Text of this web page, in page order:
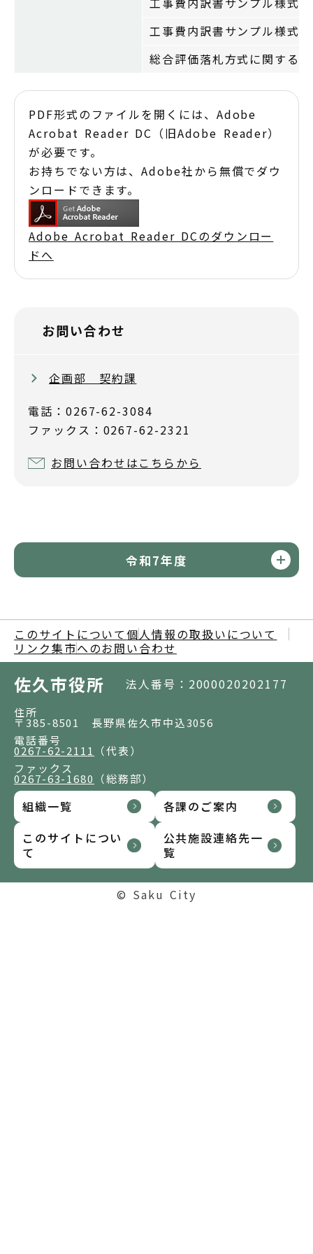
工事費内訳書サンプル様式
総合評価落札方式に関する
PDF形式のファイルを開くには、Adobe
Acrobat Reader DC（旧Adobe Reader）
が必要です。
お持ちでない方は、Adobe社から無償でダウ
ンロードできます。
Adobe Acrobat Reader DCのダウンロー
ドへ
お問い合わせ
企画部 契約課
電話：0267-62-3084
ファックス：0267-62-2321
お問い合わせはこちらから
令和7年度
このサイトについて 個人情報の取扱いについて
リンク集市へのお問い合わせ
佐久市役所 法人番号：2000020202177
住所
〒385-8501 長野県佐久市中込3056
電話番号
0267-62-2111
（代表）
ファックス
0267-63-1680 （総務部）
組織一覧
各課のご案内
このサイトについ
て
公共施設連絡先一
覧
© Saku City